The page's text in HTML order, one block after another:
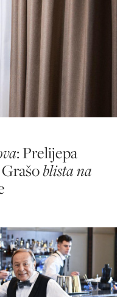
: Prelijepa
blista na